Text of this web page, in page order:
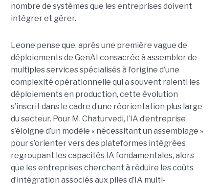
nombre de systèmes que les entreprises doivent
intégrer et gérer.
Leone pense que, après une première vague de
déploiements de GenAI consacrée à assembler de
multiples services spécialisés à l’origine d’une
complexité opérationnelle qui a souvent ralenti les
déploiements en production, cette évolution
s’inscrit dans le cadre d’une réorientation plus large
du secteur. Pour M. Chaturvedi, l’IA d’entreprise
s’éloigne d’un modèle « nécessitant un assemblage »
pour s’orienter vers des plateformes intégrées
regroupant les capacités IA fondamentales, alors
que les entreprises cherchent à réduire les coûts
d’intégration associés aux piles d’IA multi-